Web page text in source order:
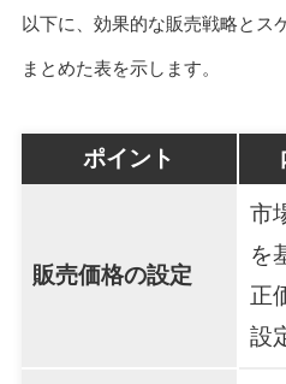
以下に、効果的な販売戦略とス
まとめた表を示します。
ポイント
販売価格の設定
市
を
正
設